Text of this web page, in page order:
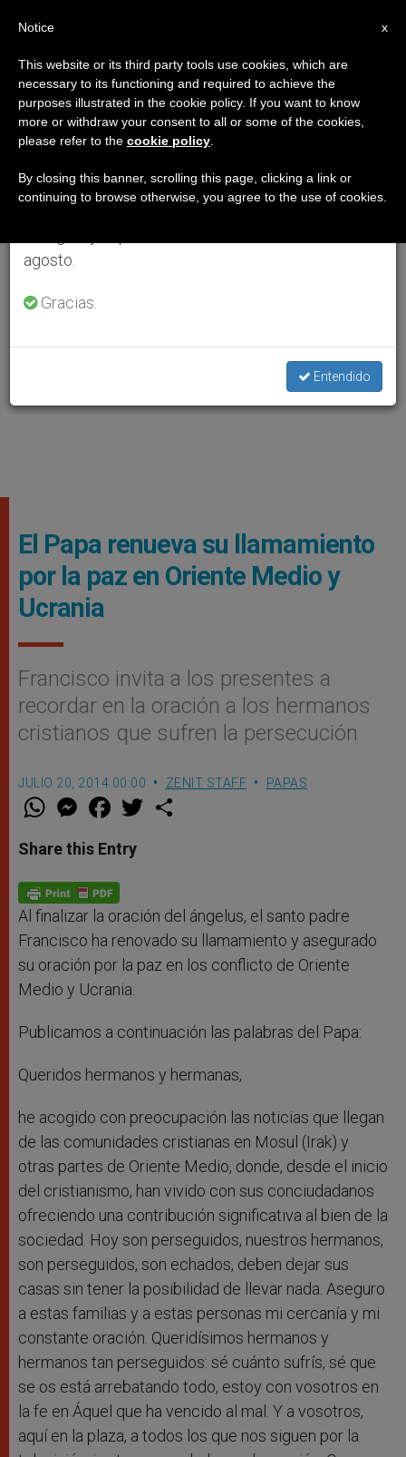
El Papa renueva su llamamiento
por la paz en Oriente Medio y
Ucrania
Francisco invita a los presentes a
recordar en la oración a los hermanos
cristianos que sufren la persecución
JULIO 20, 2014 00:00 ZENIT STAFF PAPAS
W
t
s
p
p
M
e
s
e
g
e
r
F
a
e
b
o
k
w
Share this Entry
Al finalizar la oración del ángelus, el santo padre
Francisco ha renovado su llamamiento y asegurado
su oración por la paz en los conflicto de Oriente
Medio y Ucrania.
Publicamos a continuación las palabras del Papa:
Queridos hermanos y hermanas,
he acogido con preocupación las noticias que llegan
de las comunidades cristianas en Mosul (Irak) y
otras partes de Oriente Medio, donde, desde el inicio
del cristianismo, han vivido con sus conciudadanos
ofreciendo una contribución significativa al bien de la
sociedad. Hoy son perseguidos, nuestros hermanos,
son perseguidos, son echados, deben dejar sus
casas sin tener la posibilidad de llevar nada. Aseguro
a estas familias y a estas personas mi cercanía y mi
constante oración. Queridísimos hermanos y
hermanos tan perseguidos: sé cuánto sufrís, sé que
se os está arrebatando todo, estoy con vosotros en
la fe en Áquel que ha vencido al mal. Y a vosotros,
aquí en la plaza, a todos los que nos siguen por la
×
Aviso importante
Del 27 de julio al 7 de agosto haremos la pausa
anual, aprovechando que en el periodo de verano
se generan menos informaciones y también el
agosto.
Gracias.
Entendido
x
Notice
This website or its third party tools use cookies, which are
necessary to its functioning and required to achieve the
purposes illustrated in the cookie policy. If you want to know
more or withdraw your consent to all or some of the cookies,
please refer to the cookie policy
By closing this banner, scrolling this page, clicking a link or
continuing to browse otherwise, you agree to the use of cookies.